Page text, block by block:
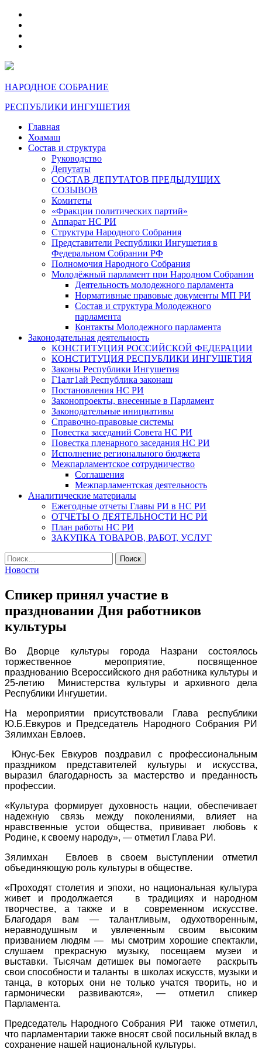
НАРОДНОЕ СОБРАНИЕ
РЕСПУБЛИКИ ИНГУШЕТИЯ
Главная
Хоамаш
Состав и структура
Руководство
Депутаты
СОСТАВ ДЕПУТАТОВ ПРЕДЫДУЩИХ
СОЗЫВОВ
Комитеты
«Фракции политических партий»
Аппарат НС РИ
Структура Народного Собрания
Представители Республики Ингушетия в
Федеральном Собрании РФ
Полномочия Народного Собрания
Молодёжный парламент при Народном Собрании
Деятельность молодежного парламента
Нормативные правовые документы МП РИ
Состав и структура Молодежного
парламента
Контакты Молодежного парламента
Законодательная деятельность
КОНСТИТУЦИЯ РОССИЙСКОЙ ФЕДЕРАЦИИ
КОНСТИТУЦИЯ РЕСПУБЛИКИ ИНГУШЕТИЯ
Законы Республики Ингушетия
Г1алг1ай Республика законаш
Постановления НС РИ
Законопроекты, внесенные в Парламент
Законодательные инициативы
Справочно-правовые системы
Повестка заседаний Совета НС РИ
Повестка пленарного заседания НС РИ
Исполнение регионального бюджета
Межпарламентское сотрудничество
Соглашения
Межпарламентская деятельность
Аналитические материалы
Ежегодные отчеты Главы РИ в НС РИ
ОТЧЕТЫ О ДЕЯТЕЛЬНОСТИ НС РИ
План работы НС РИ
ЗАКУПКА ТОВАРОВ, РАБОТ, УСЛУГ
Найти:
Новости
Спикер принял участие в
праздновании Дня работников
культуры
Во Дворце культуры города Назрани состоялось
торжественное мероприятие, посвященное
празднованию Всероссийского дня работника культуры и
25-летию Министерства культуры и архивного дела
Республики Ингушетии.
На мероприятии присутствовали Глава республики
Ю.Б.Евкуров и Председатель Народного Собрания РИ
Зялимхан Евлоев.
Юнус-Бек Евкуров поздравил с профессиональным
праздником представителей культуры и искусства,
выразил благодарность за мастерство и преданность
профессии.
«Культура формирует духовность нации, обеспечивает
надежную связь между поколениями, влияет на
нравственные устои общества, прививает любовь к
Родине, к своему народу», — отметил Глава РИ.
Зялимхан Евлоев в своем выступлении отметил
объединяющую роль культуры в обществе.
«Проходят столетия и эпохи, но национальная культура
живет и продолжается в традициях и народном
творчестве, а также и в современном искусстве.
Благодаря вам — талантливым, одухотворенным,
неравнодушным и увлеченным своим высоким
призванием людям — мы смотрим хорошие спектакли,
слушаем прекрасную музыку, посещаем музеи и
выставки. Тысячам детишек вы помогаете раскрыть
свои способности и таланты в школах искусств, музыки и
танца, в которых они не только учатся творить, но и
гармонически развиваются», — отметил спикер
Парламента.
Председатель Народного Собрания РИ также отметил,
что парламентарии также вносят свой посильный вклад в
сохранение нашей национальной культуры.